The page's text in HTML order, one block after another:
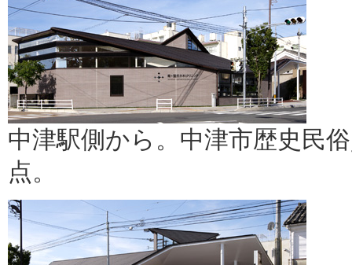
中津駅側から。中津市歴史民
点。